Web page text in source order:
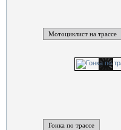
Мотоциклист на трассе
Гонка по трассе